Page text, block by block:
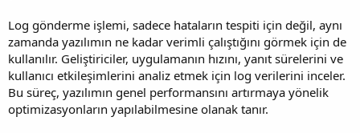
Log gönderme işlemi, sadece hataların tespiti için değil, aynı
zamanda yazılımın ne kadar verimli çalıştığını görmek için de
kullanılır. Geliştiriciler, uygulamanın hızını, yanıt sürelerini ve
kullanıcı etkileşimlerini analiz etmek için log verilerini inceler.
Bu süreç, yazılımın genel performansını artırmaya yönelik
optimizasyonların yapılabilmesine olanak tanır.